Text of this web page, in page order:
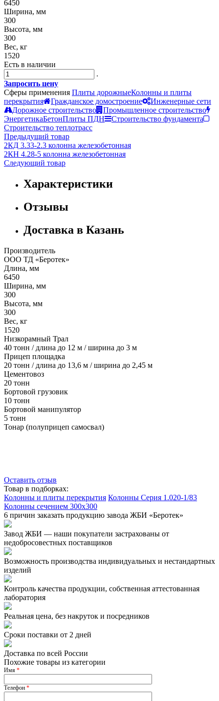
6450
Ширина, мм
300
Высота, мм
300
Вес, кг
1520
Есть в наличии
.
Запросить цену
Сферы применения Плиты дорожныеКолонны и плиты
перекрытия
Гражданское домостроение
Инженерные сети
Дорожное строительство
Промышленное строительство
ЭнергетикаБетонПлиты ПДН
Строительство фундамента
Строительство теплотрасс
Предыдущий товар
2КД 3.33-2.3 колонна железобетонная
2КН 4.28-5 колонна железобетонная
Следующий товар
Характеристики
Отзывы
Доставка в Казань
Производитель
ООО ТД «Беротек»
Длина, мм
6450
Ширина, мм
300
Высота, мм
300
Вес, кг
1520
Низкорамный Трал
40 тонн / длина до 12 м / ширина до 3 м
Прицеп площадка
20 тонн / длина до 13,6 м / ширина до 2,45 м
Цементовоз
20 тонн
Бортовой грузовик
10 тонн
Бортовой манипулятор
5 тонн
Тонар (полуприцеп самосвал)
Оставить отзыв
Товар в подборках:
Колонны и плиты перекрытия Колонны Серия 1.020-1/83
Колонны сечением 300x300
6 причин заказать продукцию завода ЖБИ «Беротек»
Завод ЖБИ — наши покупатели застрахованы от
недобросовестных поставщиков
Возможность производства индивидуальных и нестандартных
изделий
Контроль качества продукции, собственная аттестованная
лаборатория
Реальная цена, без накруток и посредников
Сроки поставки от 2 дней
Доставка по всей России
Похожие товары из категории
Имя *
Телефон *